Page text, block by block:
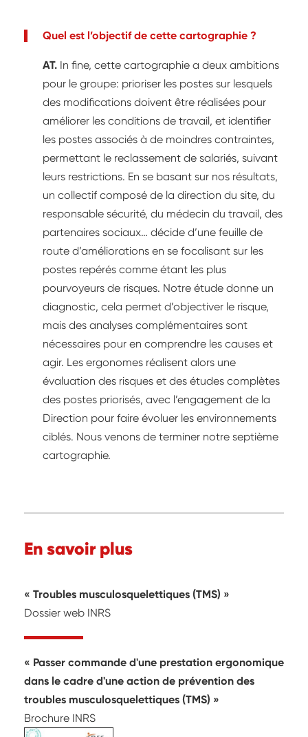
Quel est l’objectif de cette cartographie ?
AT. In fine, cette cartographie a deux ambitions
pour le groupe: prioriser les postes sur lesquels
des modifications doivent être réalisées pour
améliorer les conditions de travail, et identifier
les postes associés à de moindres contraintes,
permettant le reclassement de salariés, suivant
leurs restrictions. En se basant sur nos résultats,
un collectif composé de la direction du site, du
responsable sécurité, du médecin du travail, des
partenaires sociaux… décide d’une feuille de
route d’améliorations en se focalisant sur les
postes repérés comme étant les plus
pourvoyeurs de risques. Notre étude donne un
diagnostic, cela permet d’objectiver le risque,
mais des analyses complémentaires sont
nécessaires pour en comprendre les causes et
agir. Les ergonomes réalisent alors une
évaluation des risques et des études complètes
des postes priorisés, avec l’engagement de la
Direction pour faire évoluer les environnements
ciblés. Nous venons de terminer notre septième
cartographie.
En savoir plus
Troubles musculosquelettiques (TMS)
Dossier web INRS
Passer commande d'une prestation ergonomique
dans le cadre d'une action de prévention des
troubles musculosquelettiques (TMS)
Brochure INRS